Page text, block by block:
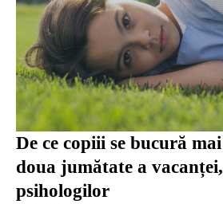
De ce copiii se bucură
doua jumătate a
psihologilor